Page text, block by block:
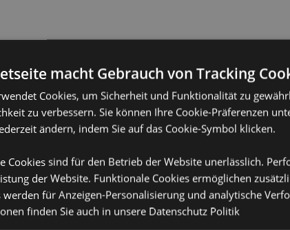
Produktattribute
macht Gebrauch von Tracking
Cookies, um Sicherheit und Funktionalität zu
zu verbessern. Sie können Ihre Cookie-Präferenzen
ändern, indem Sie auf das Cookie-Symbol klicken.
Cookies sind für den Betrieb der Website unerlässlich.
der Website. Funktionale Cookies ermöglichen
werden für Anzeigen-Personalisierung und analytische
finden Sie auch in unsere Datenschutz Politik